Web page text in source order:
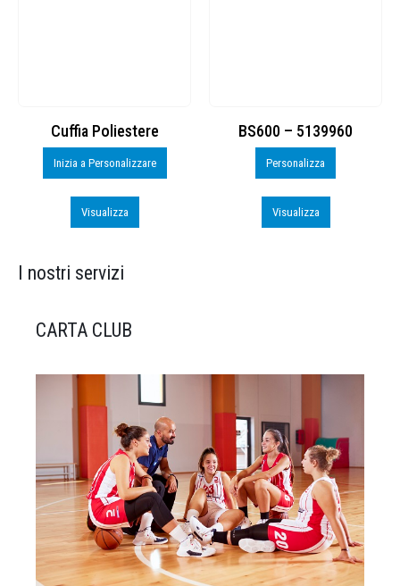
Cuffia Poliestere
Inizia a Personalizzare
Visualizza
BS600 – 5139960
Personalizza
Visualizza
I nostri servizi
CARTA CLUB